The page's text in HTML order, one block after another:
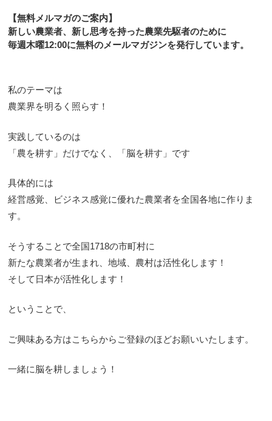
【無料メルマガのご案内】
新しい農業者、新し思考を持った農業先駆者のために
毎週木曜12:00に無料のメールマガジンを発行しています。
私のテーマは
農業界を明るく照らす！
実践しているのは
「農を耕す」だけでなく、「脳を耕す」です
具体的には
経営感覚、ビジネス感覚に優れた農業者を全国各地に作りま
す。
そうすることで全国1718の市町村に
新たな農業者が生まれ、地域、農村は活性化します！
そして日本が活性化します！
ということで、
ご興味ある方はこちらからご登録のほどお願いいたします。
一緒に脳を耕しましょう！